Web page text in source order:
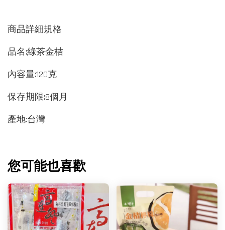
商品詳細規格
品名:綠茶金桔
內容量:120克
保存期限:8個月
產地:台灣
您可能也喜歡